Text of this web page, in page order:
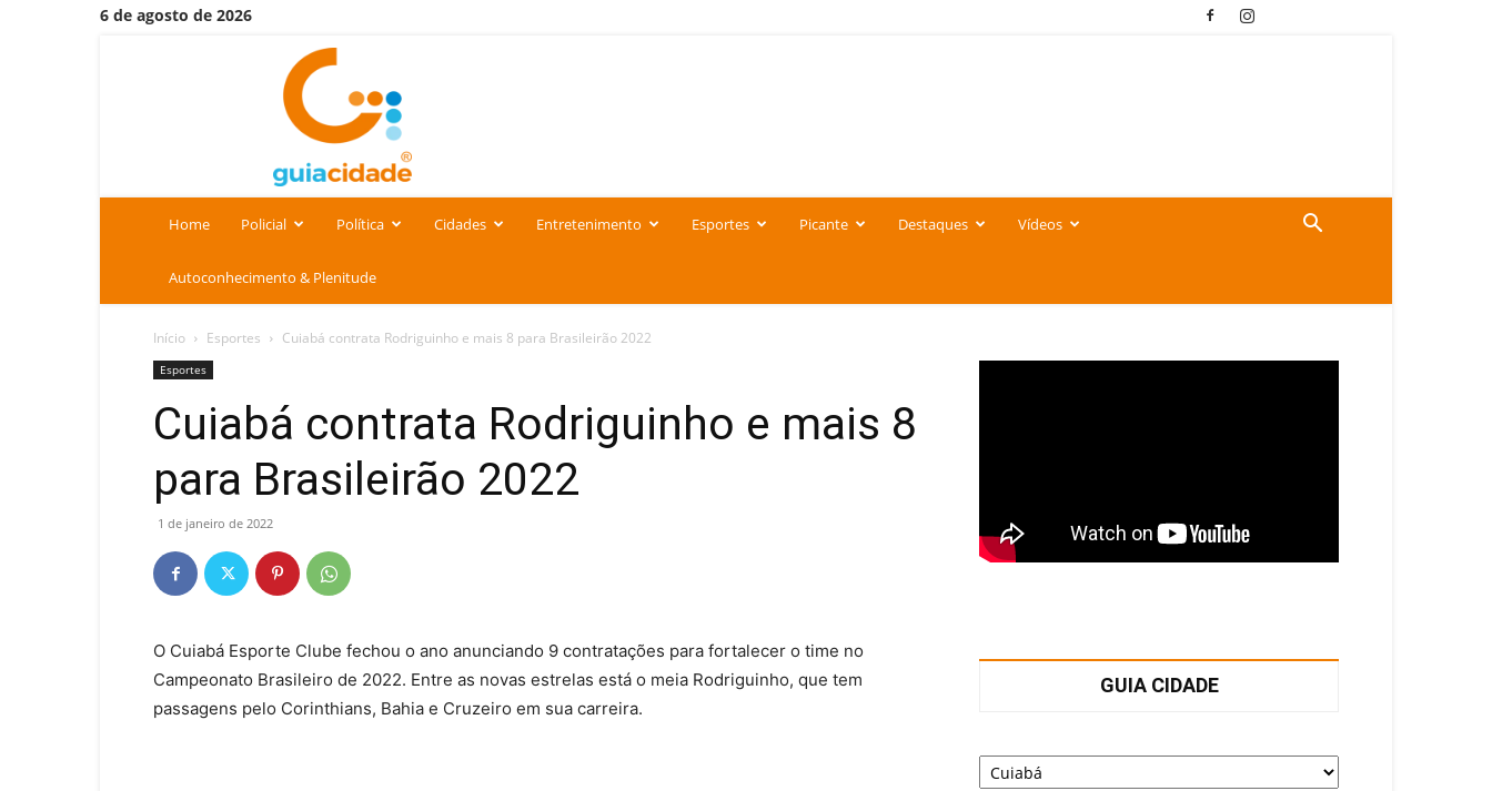
6 de agosto de 2026
Home Policial Política Cidades Entretenimento Esportes Picante Destaques Vídeos
Autoconhecimento & Plenitude
Início Esportes Cuiabá contrata Rodriguinho e mais 8 para Brasileirão 2022
Esportes
Cuiabá contrata Rodriguinho e mais 8
para Brasileirão 2022
1 de janeiro de 2022
O Cuiabá Esporte Clube fechou o ano anunciando 9 contratações para fortalecer o time no
Campeonato Brasileiro de 2022. Entre as novas estrelas está o meia Rodriguinho, que tem
passagens pelo Corinthians, Bahia e Cruzeiro em sua carreira.
GUIA CIDADE